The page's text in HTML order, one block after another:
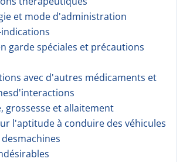
et mode d'administration
garde spéciales et précautions
avec d'autres médicaments et
grossesse et allaitement
l'aptitude à conduire des véhicules